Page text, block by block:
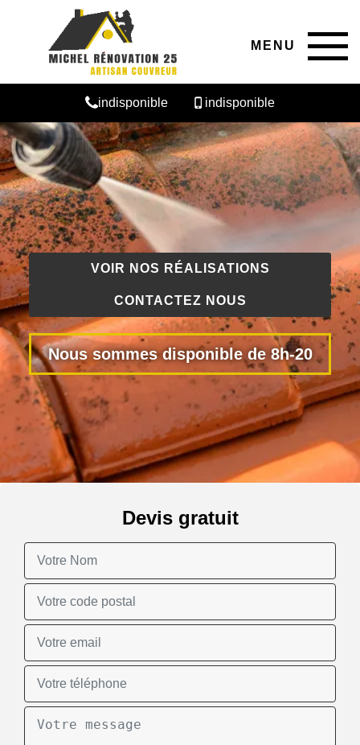
MENU
indisponible indisponible
VOIR NOS RÉALISATIONS
CONTACTEZ NOUS
Nous sommes disponible de 8h-20
Devis gratuit